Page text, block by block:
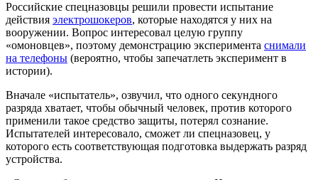
Российские спецназовцы решили провести испытание
действия электрошокеров, которые находятся у них на
вооружении. Вопрос интересовал целую группу
«омоновцев», поэтому демонстрацию эксперимента снимали
на телефоны (вероятно, чтобы запечатлеть эксперимент в
истории).
Вначале «испытатель», озвучил, что одного секундного
разряда хватает, чтобы обычный человек, против которого
применили такое средство защиты, потерял сознание.
Испытателей интересовало, сможет ли спецназовец, у
которого есть соответствующая подготовка выдержать разряд
устройства.